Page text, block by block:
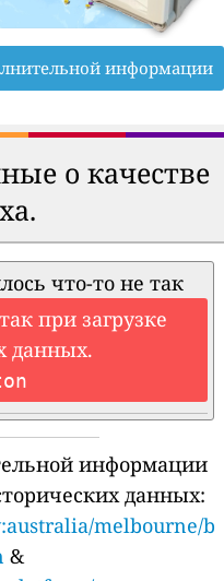
информации
о качестве
что-то не так
при загрузке
данных.
информации
данных:
melbourne/b
&